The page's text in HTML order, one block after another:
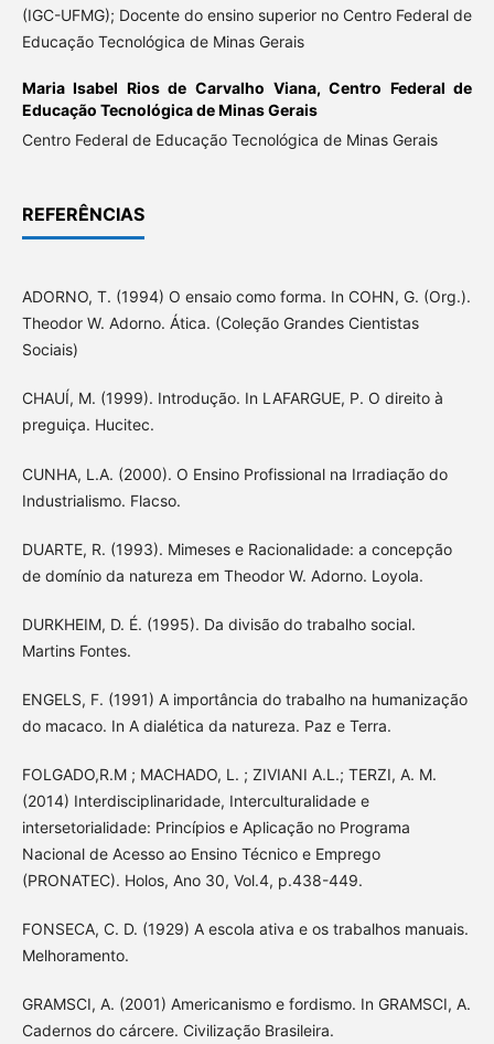
(IGC-UFMG); Docente do ensino superior no Centro Federal de
Educação Tecnológica de Minas Gerais
Maria Isabel Rios de Carvalho Viana,Centro Federal de
Educação Tecnológica de Minas Gerais
Centro Federal de Educação Tecnológica de Minas Gerais
REFERÊNCIAS
ADORNO, T. (1994) O ensaio como forma. In COHN, G. (Org.).
Theodor W. Adorno. Ática. (Coleção Grandes Cientistas
Sociais)
CHAUÍ, M. (1999). Introdução. In LAFARGUE, P. O direito à
preguiça. Hucitec.
CUNHA, L.A. (2000). O Ensino Profissional na Irradiação do
Industrialismo. Flacso.
DUARTE, R. (1993). Mimeses e Racionalidade: a concepção
de domínio da natureza em Theodor W. Adorno. Loyola.
DURKHEIM, D. É. (1995). Da divisão do trabalho social.
Martins Fontes.
ENGELS, F. (1991) A importância do trabalho na humanização
do macaco. In A dialética da natureza. Paz e Terra.
FOLGADO,R.M ; MACHADO, L. ; ZIVIANI A.L.; TERZI, A. M.
(2014) Interdisciplinaridade, Interculturalidade e
intersetorialidade: Princípios e Aplicação no Programa
Nacional de Acesso ao Ensino Técnico e Emprego
(PRONATEC). Holos, Ano 30, Vol.4, p.438-449.
FONSECA, C. D. (1929) A escola ativa e os trabalhos manuais.
Melhoramento.
GRAMSCI, A. (2001) Americanismo e fordismo. In GRAMSCI, A.
Cadernos do cárcere. Civilização Brasileira.